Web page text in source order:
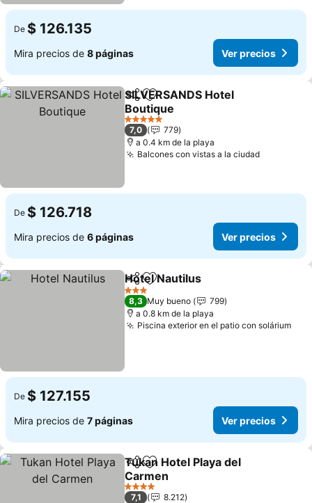
De $ 126.135
Mira precios de 8 páginas Ver precios
CompartirAgregar a favoritos
SILVERSANDS Hotel
Boutique
Ver precios
5 Estrellas
7,0
779
a 0.4 km de la playa
Balcones con vistas a la ciudadVer
De $ 126.718
Mira precios de 6 páginas Ver precios
CompartirAgregar a favoritos
Hotel Nautilus
3 Estrellas
8,3 Muy bueno
799
a 0.8 km de la playa
Piscina exterior en el patio con soláriumVer
De $ 127.155
Mira precios de 7 páginas Ver precios
Compartir
Agregar a favoritos
Tukan Hotel Playa del
Carmen
Ver precios
4 Estrellas
7,1
8.212